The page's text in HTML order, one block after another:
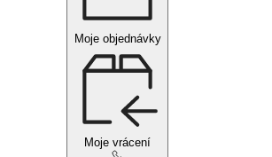
Moje objednávky
Moje vrácení